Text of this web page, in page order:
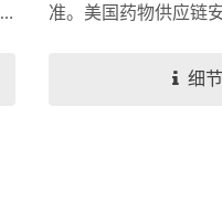
准。美国药物供应链
售包装到外箱上，需细节